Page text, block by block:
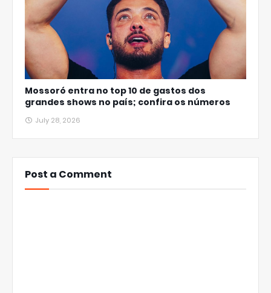
Mossoró entra no top 10 de gastos dos
grandes shows no país; confira os números
July 28, 2026
Post a Comment